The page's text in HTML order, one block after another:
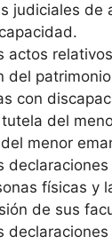
judiciales de
actos
del
con
tutela del
menor
físicas y
de sus